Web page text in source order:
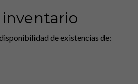
de existencias de: